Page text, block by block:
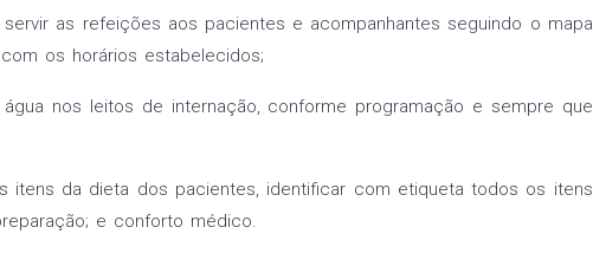
servir as refeições aos pacientes e acompanhantes seguindo o mapa
os horários estabelecidos;
nos leitos de internação, conforme programação e sempre que
itens da dieta dos pacientes, identificar com etiqueta todos os itens
e conforto médico.